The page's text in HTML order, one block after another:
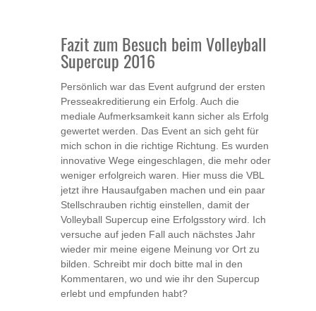
Fazit zum Besuch beim Volleyball
Supercup 2016
Persönlich war das Event aufgrund der ersten
Presseakreditierung ein Erfolg. Auch die
mediale Aufmerksamkeit kann sicher als Erfolg
gewertet werden. Das Event an sich geht für
mich schon in die richtige Richtung. Es wurden
innovative Wege eingeschlagen, die mehr oder
weniger erfolgreich waren. Hier muss die VBL
jetzt ihre Hausaufgaben machen und ein paar
Stellschrauben richtig einstellen, damit der
Volleyball Supercup eine Erfolgsstory wird. Ich
versuche auf jeden Fall auch nächstes Jahr
wieder mir meine eigene Meinung vor Ort zu
bilden. Schreibt mir doch bitte mal in den
Kommentaren, wo und wie ihr den Supercup
erlebt und empfunden habt?